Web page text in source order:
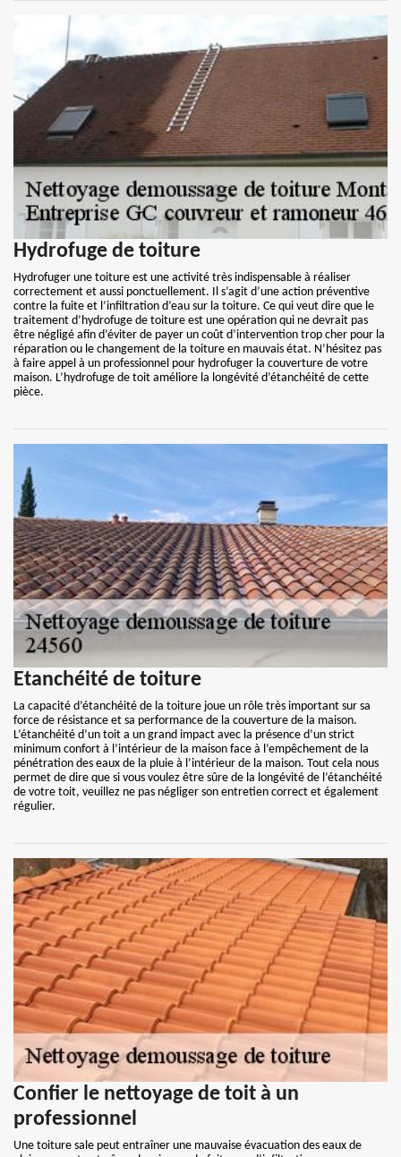
Hydrofuge de toiture
Hydrofuger une toiture est une activité très indispensable à réaliser
correctement et aussi ponctuellement. Il s’agit d’une action préventive
contre la fuite et l’infiltration d’eau sur la toiture. Ce qui veut dire que le
traitement d’hydrofuge de toiture est une opération qui ne devrait pas
être négligé afin d’éviter de payer un coût d’intervention trop cher pour la
réparation ou le changement de la toiture en mauvais état. N’hésitez pas
à faire appel à un professionnel pour hydrofuger la couverture de votre
maison. L’hydrofuge de toit améliore la longévité d’étanchéité de cette
pièce.
Etanchéité de toiture
La capacité d’étanchéité de la toiture joue un rôle très important sur sa
force de résistance et sa performance de la couverture de la maison.
L’étanchéité d’un toit a un grand impact avec la présence d’un strict
minimum confort à l’intérieur de la maison face à l’empêchement de la
pénétration des eaux de la pluie à l’intérieur de la maison. Tout cela nous
permet de dire que si vous voulez être sûre de la longévité de l’étanchéité
de votre toit, veuillez ne pas négliger son entretien correct et également
régulier.
Confier le nettoyage de toit à un
professionnel
Une toiture sale peut entraîner une mauvaise évacuation des eaux de